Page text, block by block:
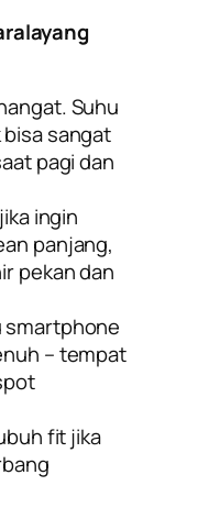
Suhu
bisa sangat
pagi dan
ingin
panjang,
pekan dan
smartphone
– tempat
fit jika